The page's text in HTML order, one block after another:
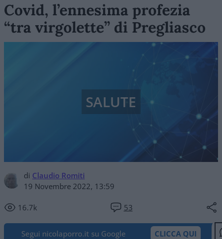
Covid, l’ennesima profezia
“tra virgolette” di Pregliasco
di Claudio Romiti
19 Novembre 2022, 13:59
16.7k 53
SALUTE
Segui nicolaporro.it su Google CLICCA QUI